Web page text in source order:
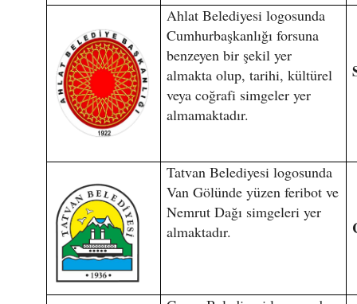
Ahlat Belediyesi logosunda
Cumhurbaşkanlığı forsuna
benzeyen bir şekil yer
almakta olup, tarihi, kültürel
veya coğrafi simgeler yer
almamaktadır.
Tatvan Belediyesi logosunda
Van Gölünde yüzen feribot ve
Nemrut Dağı simgeleri yer
almaktadır.